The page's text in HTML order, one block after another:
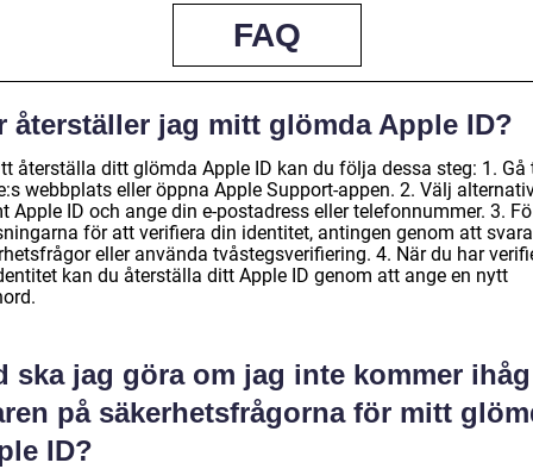
FAQ
återställer jag mitt glömda Apple ID?
återställa ditt glömda Apple ID kan du följa dessa steg: 1. Gå
webbplats eller öppna Apple Support-appen. 2. Välj
Apple ID och ange din e-postadress eller telefonnummer. 3.
för att verifiera din identitet, antingen genom att
eller använda tvåstegsverifiering. 4. När du har
kan du återställa ditt Apple ID genom att ange en nytt
ska jag göra om jag inte kommer ihåg
på säkerhetsfrågorna för mitt
ID?